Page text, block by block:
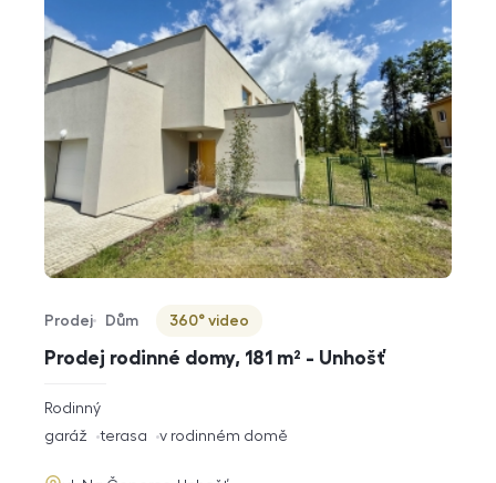
Prodej rodinné domy, 181 m² - Unhošť
Typ nabídky
Prodej
Typ nemovitosti
Dům
Virtuální prohlídka
360° video
rozměry
dispozice
Rodinný
funkce
garáž terasa v rodinném domě